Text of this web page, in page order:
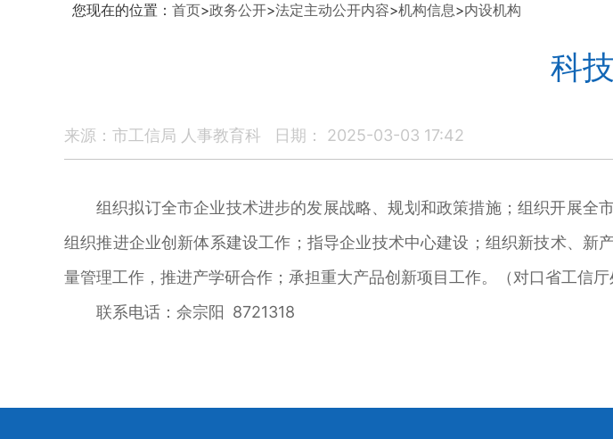
您现在的位置： 首页>政务公开>法定主动公开内容>机构信息>内设机构
科
来源：市工信局 人事教育科 日期： 2025-03-03 17:42
组织拟订全市企业技术进步的发展战略、规划和政策措施；组织开展全
组织推进企业创新体系建设工作；指导企业技术中心建设；组织新技术、
量管理工作，推进产学研合作；承担重大产品创新项目工作。（对口省工信厅
联系电话：佘宗阳 8721318